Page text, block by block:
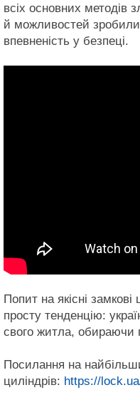
всіх основних методів
й можливостей зробили
впевненість у безпеці.
Попит на якісні
просту тенденцію:
свого житла, обираючи
Посилання на
циліндрів: https://